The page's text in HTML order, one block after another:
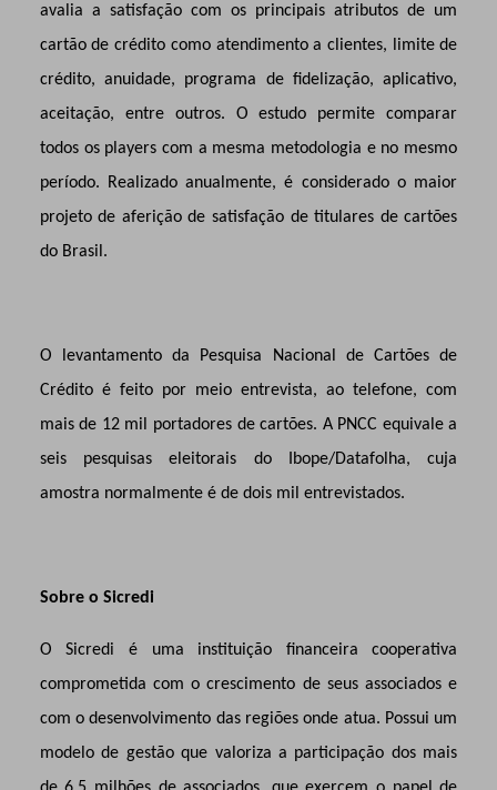
avalia a satisfação com os principais atributos de um
cartão de crédito como atendimento a clientes, limite de
crédito, anuidade, programa de fidelização, aplicativo,
aceitação, entre outros. O estudo permite comparar
todos os players com a mesma metodologia e no mesmo
período. Realizado anualmente, é considerado o maior
projeto de aferição de satisfação de titulares de cartões
do Brasil.
O levantamento da Pesquisa Nacional de Cartões de
Crédito é feito por meio entrevista, ao telefone, com
mais de 12 mil portadores de cartões. A PNCC equivale a
seis pesquisas eleitorais do Ibope/Datafolha, cuja
amostra normalmente é de dois mil entrevistados.
Sobre o Sicredi
O Sicredi é uma instituição financeira cooperativa
comprometida com o crescimento de seus associados e
com o desenvolvimento das regiões onde atua. Possui um
modelo de gestão que valoriza a participação dos mais